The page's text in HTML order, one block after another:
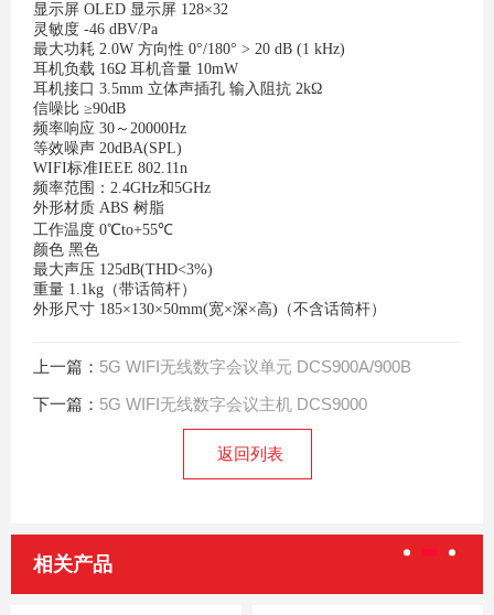
显示屏 OLED 显示屏 128×32
灵敏度 -46 dBV/Pa
最大功耗 2.0W 方向性 0°/180° > 20 dB (1 kHz)
耳机负载 16Ω 耳机音量 10mW
耳机接口 3.5mm 立体声插孔 输入阻抗 2kΩ
信噪比 ≥90dB
频率响应 30～20000Hz
等效噪声 20dBA(SPL)
WIFI标准IEEE 802.11n
频率范围：2.4GHz和5GHz
外形材质 ABS 树脂
工作温度 0℃to+55℃
颜色 黑色
最大声压 125dB(THD<3%)
重量 1.1kg（带话筒杆）
外形尺寸 185×130×50mm(宽×深×高)（不含话筒杆）
上一篇： 5G WIFI无线数字会议单元 DCS900A/900B
下一篇： 5G WIFI无线数字会议主机 DCS9000
返回列表
相关产品